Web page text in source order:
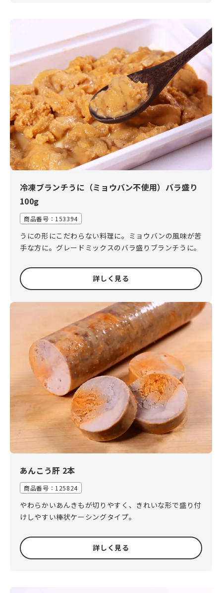
冷凍ブランチうに（ミョウバン不使用）バラ盛り
100g
商品番号： 153394
うにの形にこだわらない料理に。ミョウバンの風味が苦
手な方に。グレードミックスのバラ盛りブランチうに。
詳しく見る
あんこう肝 2本
商品番号： 125824
やわらかいあんきもが切りやすく、きれいな形で盛り付
けしやすい棒状ケーシングタイプ。
詳しく見る